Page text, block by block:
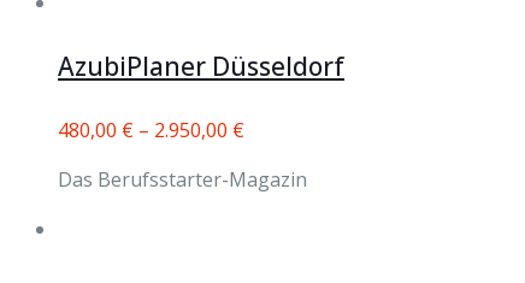
AzubiPlaner Düsseldorf
480,00 € – 2.950,00 €
Das Berufsstarter-Magazin